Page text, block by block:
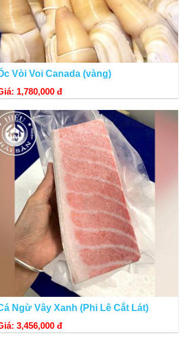
Vòi Voi Canada (vàng)
1,780,000 đ
Ngừ Vây Xanh (Phi Lê Cắt Lát)
3,456,000 đ